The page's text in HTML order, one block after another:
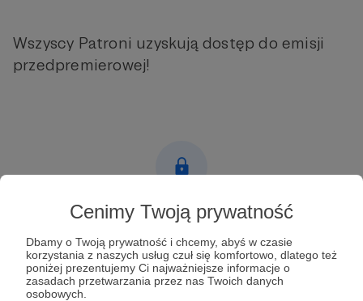
Cenimy Twoją prywatność
Dbamy o Twoją prywatność i chcemy, abyś w czasie
korzystania z naszych usług czuł się komfortowo, dlatego też
poniżej prezentujemy Ci najważniejsze informacje o
zasadach przetwarzania przez nas Twoich danych
osobowych.
Wszyscy Patroni uzyskują dostęp do emisji
przedpremierowej!
Post dostępny tylko dla Patronów
Aby zobaczyć ten materiał musisz być zalogowany